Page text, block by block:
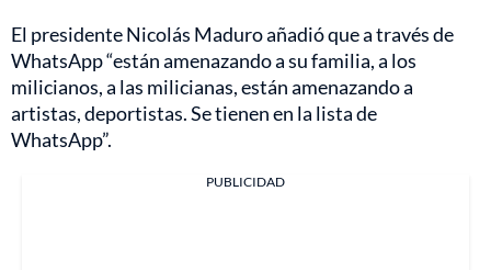
El presidente Nicolás Maduro añadió que a través de
WhatsApp “están amenazando a su familia, a los
milicianos, a las milicianas, están amenazando a
artistas, deportistas. Se tienen en la lista de
WhatsApp”.
PUBLICIDAD